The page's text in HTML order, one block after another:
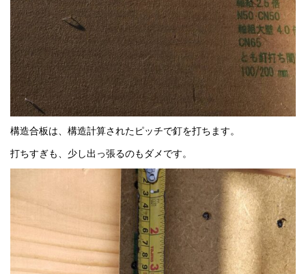
構造合板は、構造計算されたピッチで釘を打ちます。
打ちすぎも、少し出っ張るのもダメです。